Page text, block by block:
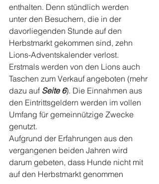
enthalten. Denn stündlich werden
unter den Besuchern, die in der
davorliegenden Stunde auf den
Herbstmarkt gekommen sind, zehn
Lions-Adventskalender verlost.
Erstmals werden von den Lions auch
Taschen zum Verkauf angeboten (mehr
dazu auf Seite 6). Die Einnahmen aus
den Eintrittsgeldern werden im vollen
Umfang für gemeinnützige Zwecke
genutzt.
Aufgrund der Erfahrungen aus den
vergangenen beiden Jahren wird
darum gebeten, dass Hunde nicht mit
auf den Herbstmarkt genommen